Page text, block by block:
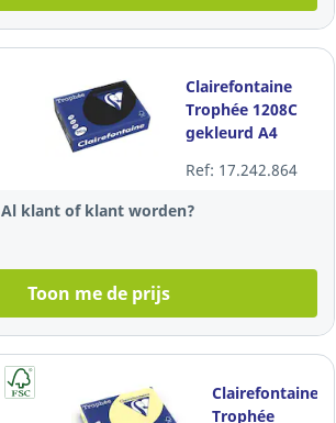
Clairefontaine
Trophée 1208C
gekleurd A4
zwart, per 250
vel
Ref: 17.242.864
Al klant of klant worden?
Toon me de prijs
Clairefontaine
Trophée